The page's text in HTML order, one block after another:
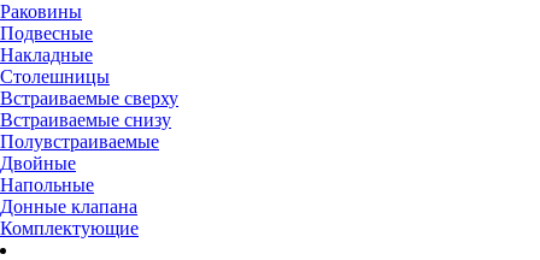
Раковины
Подвесные
Накладные
Столешницы
Встраиваемые сверху
Встраиваемые снизу
Полувстраиваемые
Двойные
Напольные
Донные клапана
Комплектующие